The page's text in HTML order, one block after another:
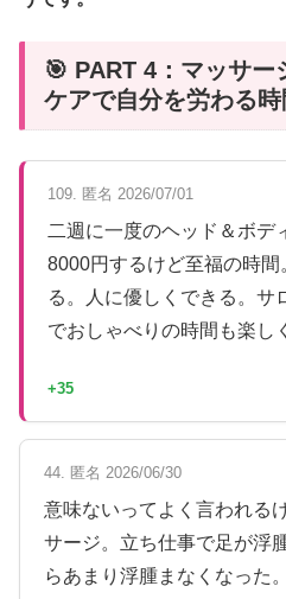
🎯 PART 4：マッサ
ケアで自分を労わる時
109. 匿名 2026/07/01
二週に一度のヘッド＆ボデ
8000円するけど至福の時
る。人に優しくできる。サ
でおしゃべりの時間も楽し
+35
44. 匿名 2026/06/30
意味ないってよく言われる
サージ。立ち仕事で足が浮
らあまり浮腫まなくなった。